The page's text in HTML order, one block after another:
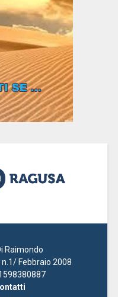
Raimondo
Febbraio 2008